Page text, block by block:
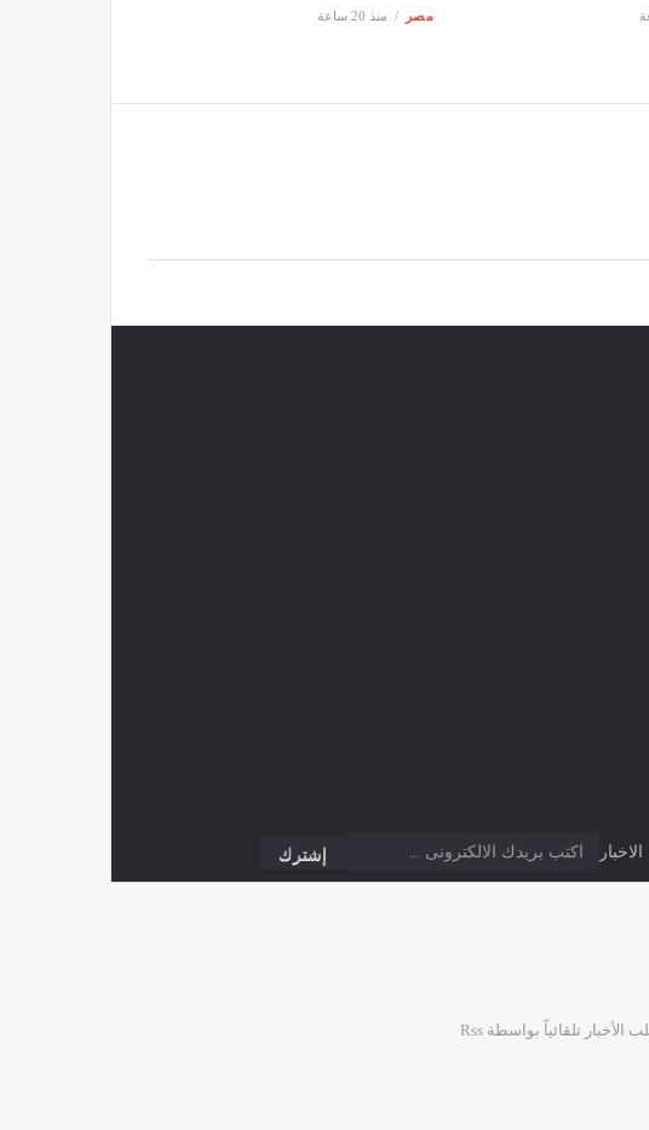
مصر منذ 20 ساعة